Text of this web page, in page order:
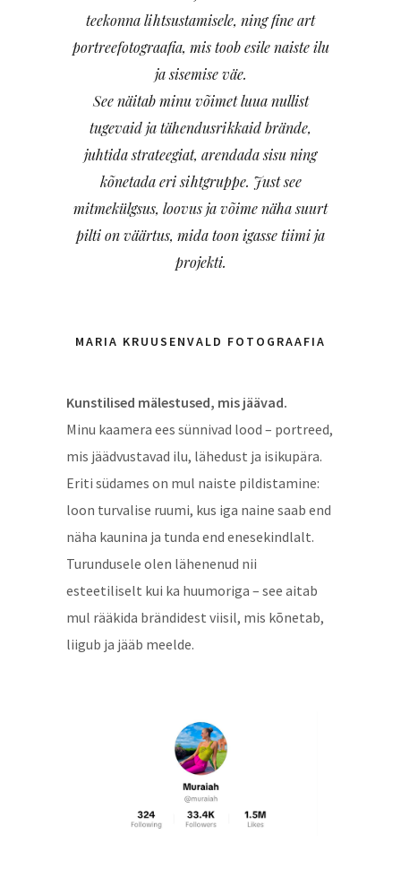
teekonna lihtsustamisele, ning fine art
portreefotograafia, mis toob esile naiste ilu
ja sisemise väe.
See näitab minu võimet luua nullist
tugevaid ja tähendusrikkaid brände,
juhtida strateegiat, arendada sisu ning
kõnetada eri sihtgruppe. Just see
mitmekülgsus, loovus ja võime näha suurt
pilti on väärtus, mida toon igasse tiimi ja
projekti.
MARIA KRUUSENVALD FOTOGRAAFIA
Kunstilised mälestused, mis jäävad.
Minu kaamera ees sünnivad lood – portreed,
mis jäädvustavad ilu, lähedust ja isikupära.
Eriti südames on mul naiste pildistamine:
loon turvalise ruumi, kus iga naine saab end
näha kaunina ja tunda end enesekindlalt.
Turundusele olen lähenenud nii
esteetiliselt kui ka huumoriga – see aitab
mul rääkida brändidest viisil, mis kõnetab,
liigub ja jääb meelde.